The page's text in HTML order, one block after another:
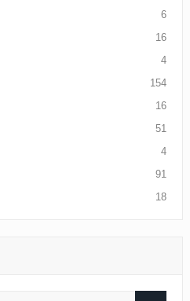
6
16
4
154
16
51
4
91
18